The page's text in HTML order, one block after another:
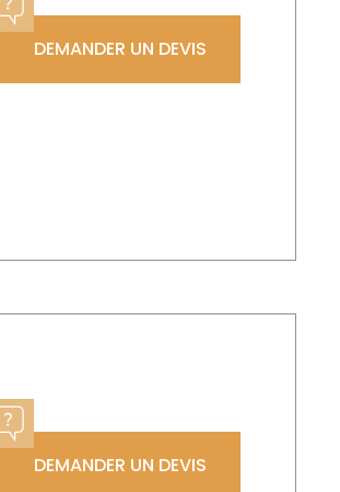
DEMANDER UN DEVIS
DEMANDER UN DEVIS